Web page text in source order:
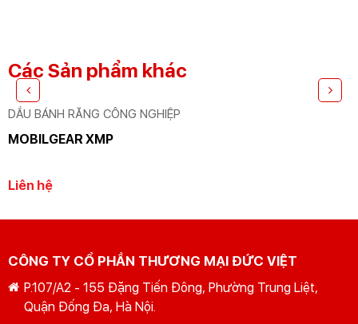
Các Sản phẩm khác
BÁNH RĂNG CÔNG NGHIỆP
XMP
hệ
CÔNG TY CỔ PHẦN THƯƠNG MẠI ĐỨC VIỆT
P.107/A2 - 155 Đặng Tiến Đông, Phường Trung Liệt,
Quận Đống Đa, Hà Nội.